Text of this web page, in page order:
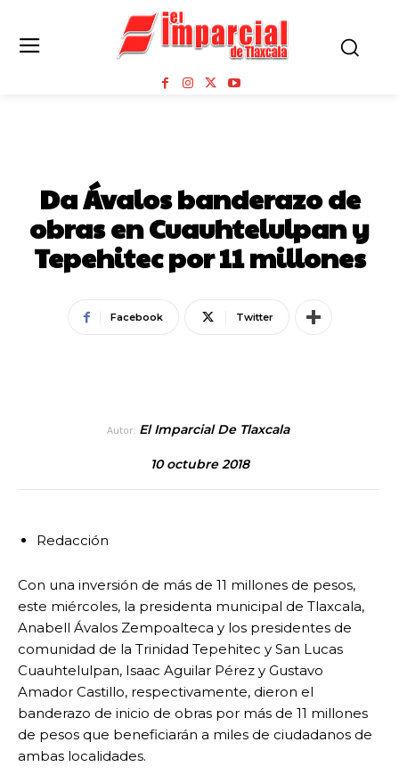
Da Ávalos banderazo de
obras en Cuauhtelulpan y
Tepehitec por 11 millones
Facebook Twitter
Autor: El Imparcial De Tlaxcala
10 octubre 2018
Redacción
Con una inversión de más de 11 millones de pesos,
este miércoles, la presidenta municipal de Tlaxcala,
Anabell Ávalos Zempoalteca y los presidentes de
comunidad de la Trinidad Tepehitec y San Lucas
Cuauhtelulpan, Isaac Aguilar Pérez y Gustavo
Amador Castillo, respectivamente, dieron el
banderazo de inicio de obras por más de 11 millones
de pesos que beneficiarán a miles de ciudadanos de
ambas localidades.